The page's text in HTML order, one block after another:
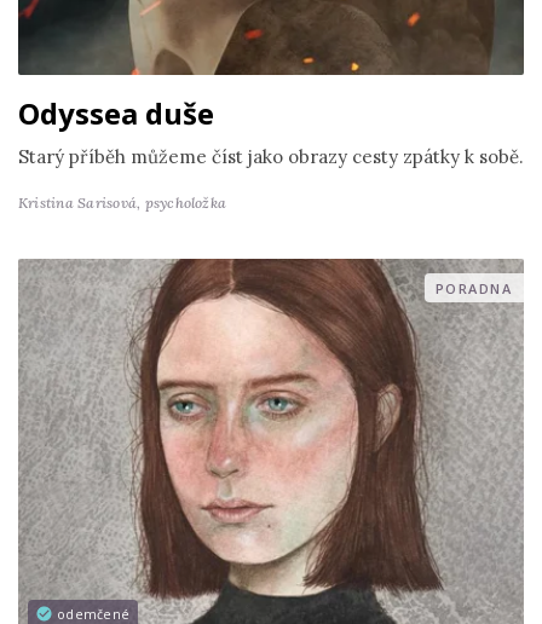
Odyssea duše
Starý příběh můžeme číst jako obrazy cesty zpátky k sobě.
Kristina Sarisová, psycholožka
odemčené
PORADNA